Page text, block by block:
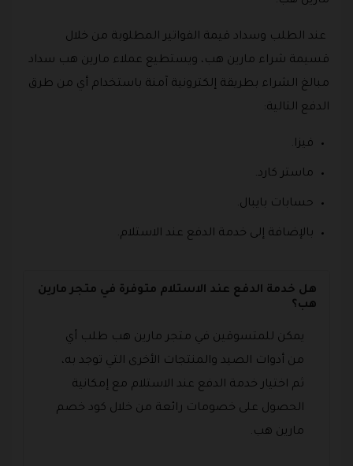
عند الطلب وسداد قيمة الفواتير المطلوبة من خلال
قسيمة شراء مارين هب، ويستطيع عملاء مارين هب سداد
مبالغ الشراء بطريقة إلكترونية آمنة باستخدام أي من طرق
الدفع التالية:
فيزا.
ماستر كارد.
حسابات بايبال.
بالإضافة إلى خدمة الدفع عند الاستلام.
هل خدمة الدفع عند الاستلام متوفرة في متجر مارين
هب؟
يمكن للمتسوقين في متجر مارين هب طلب أي
من أدوات الصيد والمنتجات الأخرى التي توجد به،
ثم اختيار خدمة الدفع عند الاستلام مع إمكانية
الحصول على خصومات رائعة من خلال كود خصم
مارين هب.